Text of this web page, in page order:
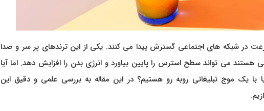
در شبکه‌ های اجتماعی گسترش پیدا می‌ کنند. یکی از این ترندهای پر سر و صدا
می‌ تواند سطح استرس را پایین بیاورد و انرژی بدن را افزایش دهد. اما آیا
با یک موج تبلیغاتی روبه‌ رو هستیم؟ در این مقاله به بررسی علمی و دقیق این